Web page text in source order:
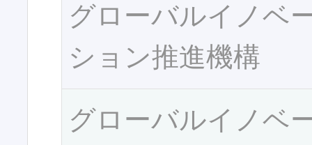
グローバルイノベ
ション推進機構
グローバルイノベ